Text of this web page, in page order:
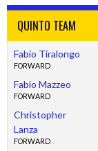
QUINTO TEAM
Fabio Tiralongo
FORWARD
Fabio Mazzeo
FORWARD
Christopher
Lanza
FORWARD